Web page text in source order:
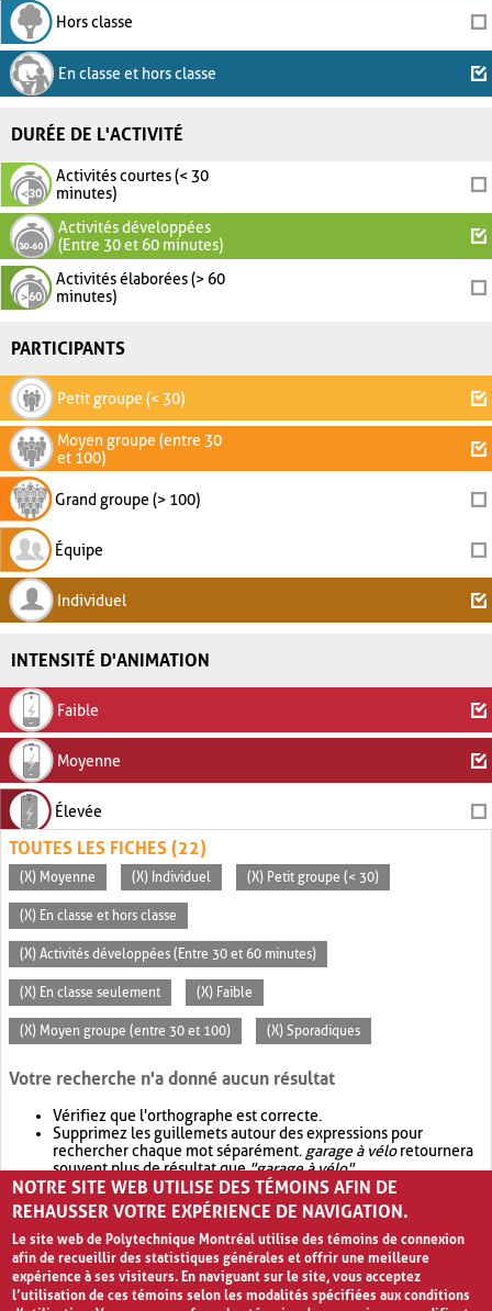
Hors classe
En classe et hors classe
DURÉE DE L'ACTIVITÉ
Activités courtes (< 30
minutes)
Activités développées
(Entre 30 et 60 minutes)
Activités élaborées (> 60
minutes)
PARTICIPANTS
Petit groupe (< 30)
Moyen groupe (entre 30
et 100)
Grand groupe (> 100)
Équipe
Individuel
INTENSITÉ D'ANIMATION
Faible
Moyenne
Élevée
TOUTES LES FICHES (22)
(X) Moyenne (X) Individuel (X) Petit groupe (< 30)
(X) En classe et hors classe
(X) Activités développées (Entre 30 et 60 minutes)
(X) En classe seulement (X) Faible
(X) Moyen groupe (entre 30 et 100) (X) Sporadiques
Votre recherche n'a donné aucun résultat
Vérifiez que l'orthographe est correcte.
Supprimez les guillemets autour des expressions pour
rechercher chaque mot séparément. garage à véloretournera
souvent plus de résultat que"garage à vélo".
Envisagez d'élargir votre recherche avec OR.garage OR vélo
retournera souvent plus de résultat quegarage à vélo
NOTRE SITE WEB UTILISE DES TÉMOINS AFIN DE
REHAUSSER VOTRE EXPÉRIENCE DE NAVIGATION.
Le site web de Polytechnique Montréal utilise des témoins de connexion
afin de recueillir des statistiques générales et offrir une meilleure
expérience à ses visiteurs. En naviguant sur le site, vous acceptez
l’utilisation de ces témoins selon les modalités spécifiées aux conditions